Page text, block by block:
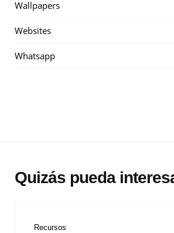
Wallpapers
Websites
Whatsapp
Quizás pueda
Recursos